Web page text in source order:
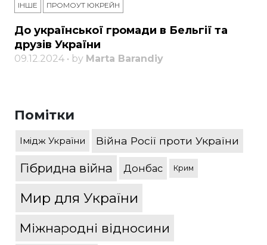
ІНШЕ ПРОМОУТ ЮКРЕЙН
До української громади в Бельгії та
друзів України
09.12.2024 • by Marta Barandiy
Помітки
Імідж України Війна Росії проти України
Гібридна війна Донбас Крим
Мир для України
Міжнародні відносини